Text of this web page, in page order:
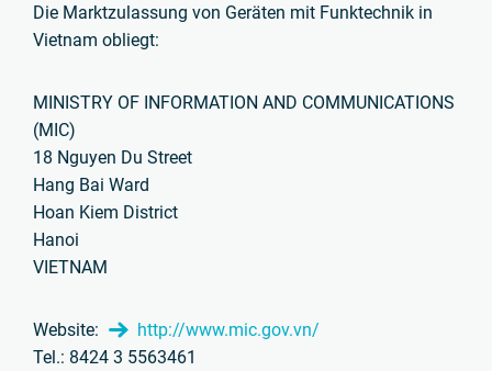
Die Marktzulassung von Geräten mit Funktechnik in
Vietnam obliegt:
MINISTRY OF INFORMATION AND COMMUNICATIONS
(MIC)
18 Nguyen Du Street
Hang Bai Ward
Hoan Kiem District
Hanoi
VIETNAM
Website:
http://www.mic.gov.vn/
Tel.: 8424 3 5563461